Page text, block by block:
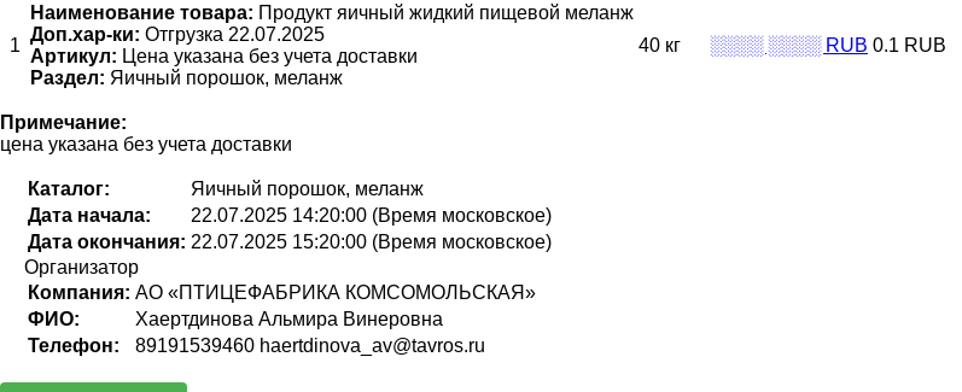
1
Наименование товара: Продукт яичный жидкий пищевой меланж
Доп.хар-ки: Отгрузка 22.07.2025
Артикул: Цена указана без учета доставки
Раздел: Яичный порошок, меланж
40 кг ░░░░ ░░░░ RUB 0.1 RUB
Примечание:
цена указана без учета доставки
Каталог:
Яичный порошок, меланж
Дата начала:
22.07.2025 14:20:00 (Время московское)
Дата окончания: 22.07.2025 15:20:00 (Время московское)
Организатор
Компания: АО «ПТИЦЕФАБРИКА КОМСОМОЛЬСКАЯ»
ФИО:
Хаертдинова Альмира Винеровна
Телефон:
89191539460 haertdinova_av@tavros.ru